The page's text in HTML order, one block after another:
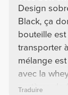
Design
Black, ça
bouteille
transporter
mélange
avec la
système de
Traduire